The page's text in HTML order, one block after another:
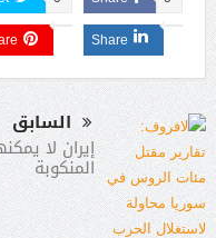
Share
السابق
إيران لا
المنكوبة